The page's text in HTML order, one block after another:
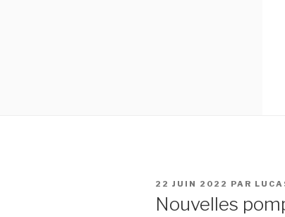
PUBLIÉ
22 JUIN 2022 PAR
Nouvelles